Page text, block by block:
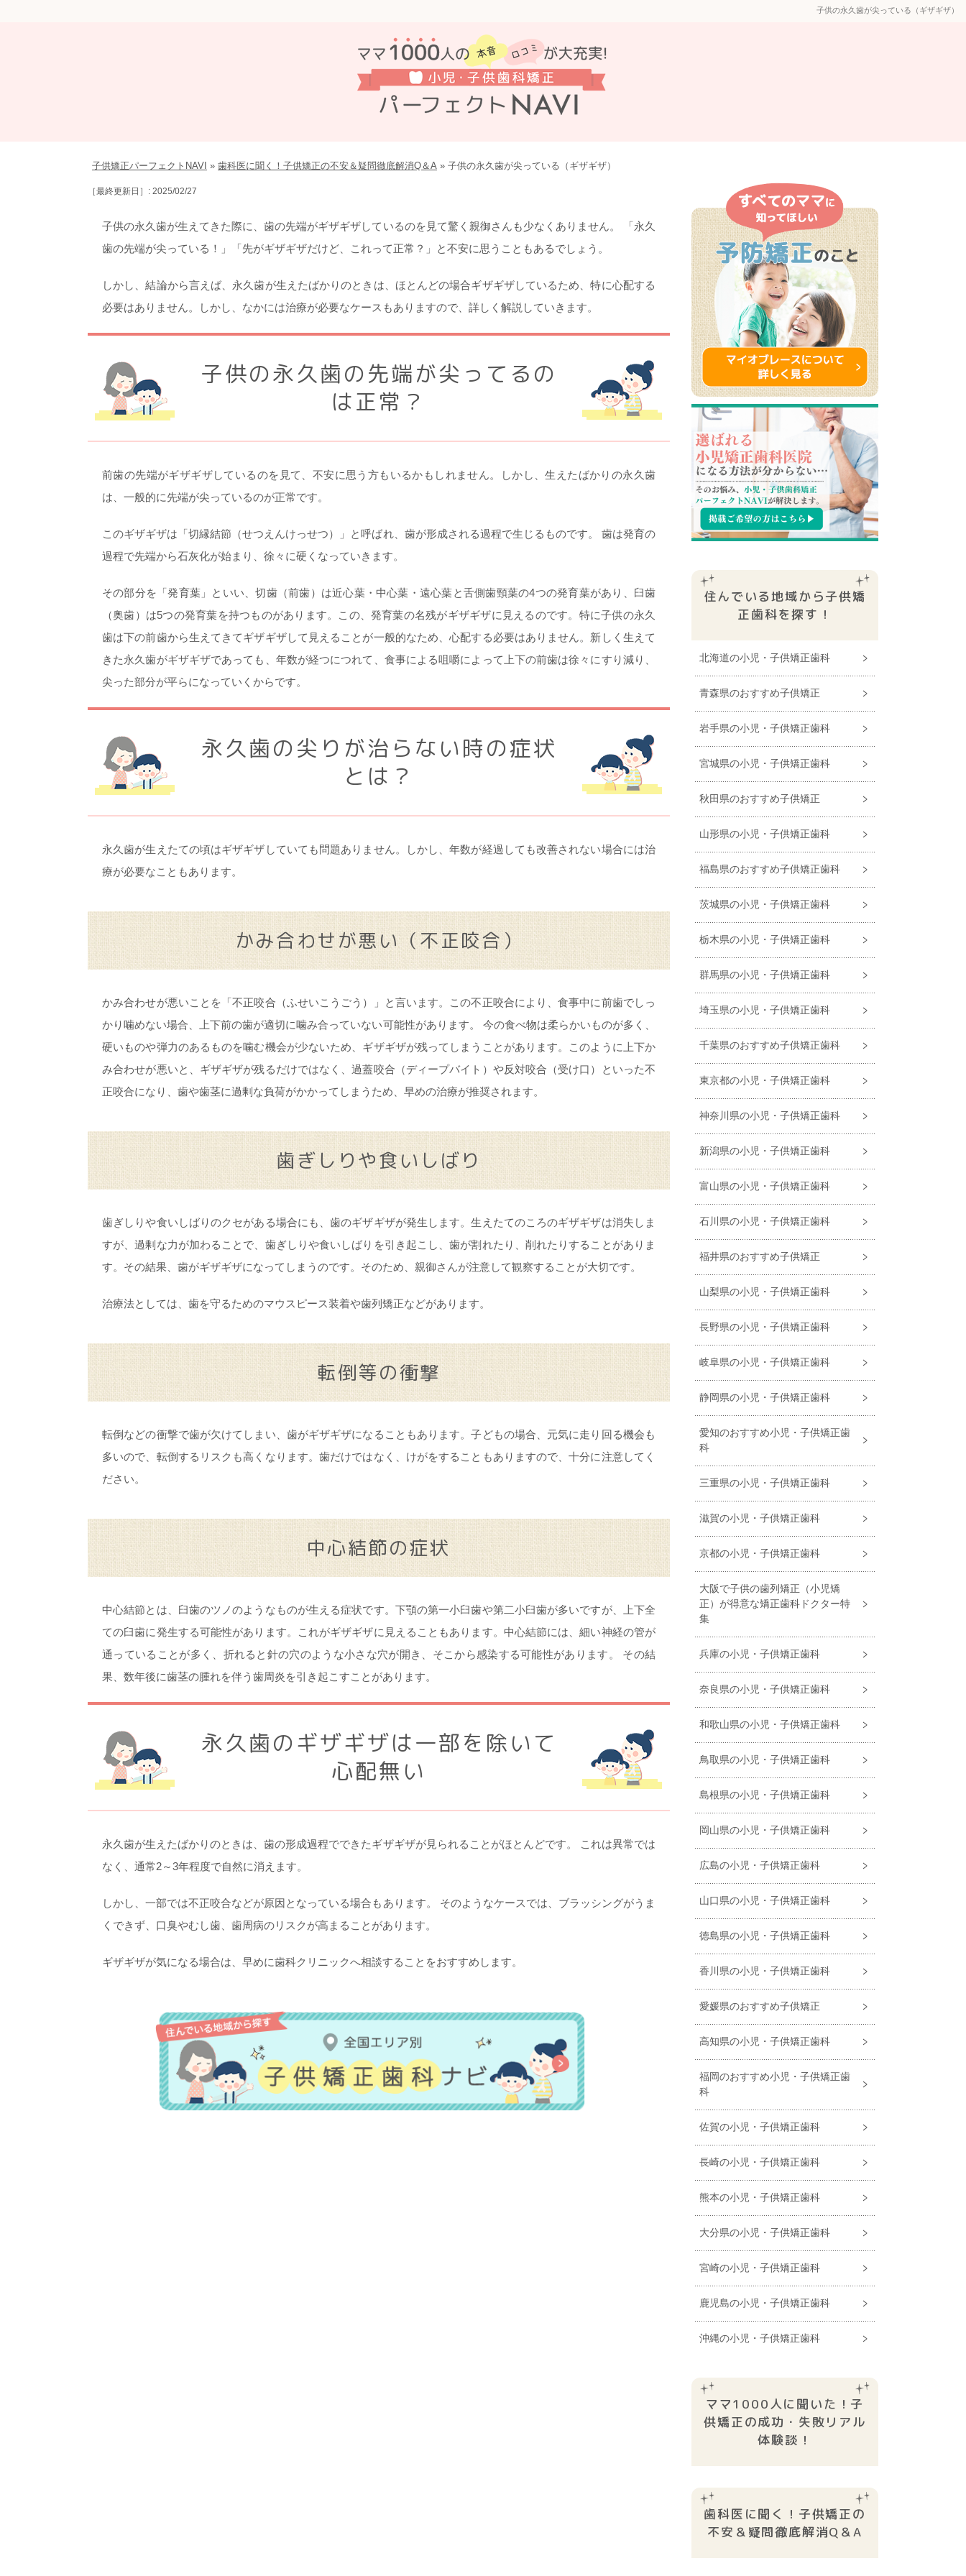
子供の永久歯が尖っている（ギザギザ）
子供矯正パーフェクトNAVI » 歯科医に聞く！子供矯正の不安＆疑問徹底解消Q＆A » 子供の永久歯が尖っている（ギザギザ）
［最終更新日］: 2025/02/27
子供の永久歯が生えてきた際に、歯の先端がギザギザしているのを見て驚く親御さんも少なくありません。 「永久
歯の先端が尖っている！」「先がギザギザだけど、これって正常？」と不安に思うこともあるでしょう。
しかし、結論から言えば、永久歯が生えたばかりのときは、ほとんどの場合ギザギザしているため、特に心配する
必要はありません。しかし、なかには治療が必要なケースもありますので、詳しく解説していきます。
子供の永久歯の先端が尖ってるの
は正常？
前歯の先端がギザギザしているのを見て、不安に思う方もいるかもしれません。しかし、生えたばかりの永久歯
は、一般的に先端が尖っているのが正常です。
このギザギザは「切縁結節（せつえんけっせつ）」と呼ばれ、歯が形成される過程で生じるものです。 歯は発育の
過程で先端から石灰化が始まり、徐々に硬くなっていきます。
その部分を「発育葉」といい、切歯（前歯）は近心葉・中心葉・遠心葉と舌側歯頸葉の4つの発育葉があり、臼歯
（奥歯）は5つの発育葉を持つものがあります。この、発育葉の名残がギザギザに見えるのです。特に子供の永久
歯は下の前歯から生えてきてギザギザして見えることが一般的なため、心配する必要はありません。新しく生えて
きた永久歯がギザギザであっても、年数が経つにつれて、食事による咀嚼によって上下の前歯は徐々にすり減り、
尖った部分が平らになっていくからです。
永久歯の尖りが治らない時の症状
とは？
永久歯が生えたての頃はギザギザしていても問題ありません。しかし、年数が経過しても改善されない場合には治
療が必要なこともあります。
かみ合わせが悪い（不正咬合）
かみ合わせが悪いことを「不正咬合（ふせいこうごう）」と言います。この不正咬合により、食事中に前歯でしっ
かり噛めない場合、上下前の歯が適切に噛み合っていない可能性があります。 今の食べ物は柔らかいものが多く、
硬いものや弾力のあるものを噛む機会が少ないため、ギザギザが残ってしまうことがあります。このように上下か
み合わせが悪いと、ギザギザが残るだけではなく、過蓋咬合（ディープバイト）や反対咬合（受け口）といった不
正咬合になり、歯や歯茎に過剰な負荷がかかってしまうため、早めの治療が推奨されます。
歯ぎしりや食いしばり
歯ぎしりや食いしばりのクセがある場合にも、歯のギザギザが発生します。生えたてのころのギザギザは消失しま
すが、過剰な力が加わることで、歯ぎしりや食いしばりを引き起こし、歯が割れたり、削れたりすることがありま
す。その結果、歯がギザギザになってしまうのです。そのため、親御さんが注意して観察することが大切です。
治療法としては、歯を守るためのマウスピース装着や歯列矯正などがあります。
転倒等の衝撃
転倒などの衝撃で歯が欠けてしまい、歯がギザギザになることもあります。子どもの場合、元気に走り回る機会も
多いので、転倒するリスクも高くなります。歯だけではなく、けがをすることもありますので、十分に注意してく
ださい。
中心結節の症状
中心結節とは、臼歯のツノのようなものが生える症状です。下顎の第一小臼歯や第二小臼歯が多いですが、上下全
ての臼歯に発生する可能性があります。これがギザギザに見えることもあります。中心結節には、細い神経の管が
通っていることが多く、折れると針の穴のような小さな穴が開き、そこから感染する可能性があります。 その結
果、数年後に歯茎の腫れを伴う歯周炎を引き起こすことがあります。
永久歯のギザギザは一部を除いて
心配無い
永久歯が生えたばかりのときは、歯の形成過程でできたギザギザが見られることがほとんどです。 これは異常では
なく、通常2～3年程度で自然に消えます。
しかし、一部では不正咬合などが原因となっている場合もあります。 そのようなケースでは、ブラッシングがうま
くできず、口臭やむし歯、歯周病のリスクが高まることがあります。
ギザギザが気になる場合は、早めに歯科クリニックへ相談することをおすすめします。
住んでいる地域から子供矯
正⻭科を探す！
北海道の小児・子供矯正歯科
青森県のおすすめ子供矯正
岩手県の小児・子供矯正歯科
宮城県の小児・子供矯正歯科
秋田県のおすすめ子供矯正
山形県の小児・子供矯正歯科
福島県のおすすめ⼦供矯正⻭科
茨城県の小児・子供矯正歯科
栃木県の小児・子供矯正歯科
群馬県の小児・子供矯正歯科
埼玉県の小児・子供矯正歯科
千葉県のおすすめ子供矯正歯科
東京都の小児・子供矯正歯科
神奈川県の小児・子供矯正歯科
新潟県の小児・子供矯正歯科
富山県の小児・子供矯正歯科
石川県の小児・子供矯正歯科
福井県のおすすめ子供矯正
山梨県の小児・子供矯正歯科
長野県の小児・子供矯正歯科
岐阜県の小児・子供矯正歯科
静岡県の小児・子供矯正歯科
愛知のおすすめ小児・⼦供矯正⻭
科
三重県の小児・子供矯正歯科
滋賀の小児・子供矯正歯科
京都の小児・子供矯正歯科
大阪で子供の歯列矯正（小児矯
正）が得意な矯正歯科ドクター特
集
兵庫の小児・子供矯正歯科
奈良県の小児・子供矯正歯科
和歌山県の小児・子供矯正歯科
鳥取県の小児・子供矯正歯科
島根県の小児・子供矯正歯科
岡山県の小児・子供矯正歯科
広島の小児・子供矯正歯科
山口県の小児・子供矯正歯科
徳島県の小児・子供矯正歯科
香川県の小児・子供矯正歯科
愛媛県のおすすめ子供矯正
高知県の小児・子供矯正歯科
福岡のおすすめ小児・⼦供矯正⻭
科
佐賀の小児・子供矯正歯科
長崎の小児・子供矯正歯科
熊本の小児・子供矯正歯科
大分県の小児・子供矯正歯科
宮崎の小児・子供矯正歯科
鹿児島の小児・子供矯正歯科
沖縄の小児・子供矯正歯科
ママ1000人に聞いた！子
供矯正の成功・失敗リアル
体験談！
歯科医に聞く！子供矯正の
不安＆疑問徹底解消Q＆A